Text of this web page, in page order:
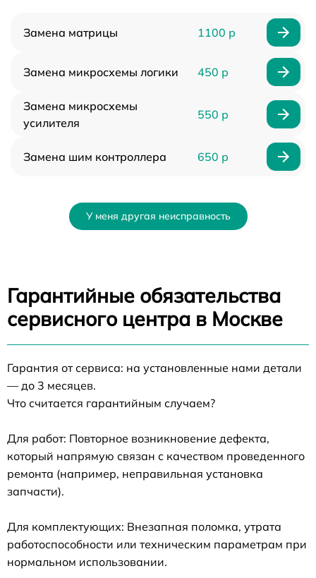
Замена матрицы 1100 р
Замена микросхемы логики 450 р
Замена микросхемы
усилителя
550 р
Замена шим контроллера 650 р
У меня другая неисправность
Гарантийные обязательства
сервисного центра в Москве
Гарантия от сервиса: на установленные нами детали
— до 3 месяцев.
Что считается гарантийным случаем?
Для работ: Повторное возникновение дефекта,
который напрямую связан с качеством проведенного
ремонта (например, неправильная установка
запчасти).
Для комплектующих: Внезапная поломка, утрата
работоспособности или техническим параметрам при
нормальном использовании.